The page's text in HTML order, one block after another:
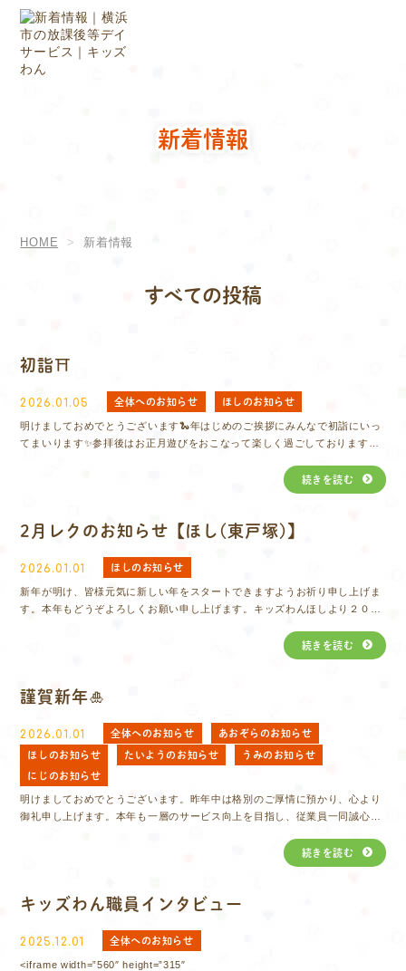
新着情報
HOME 新着情報
すべての投稿
初詣⛩
2026.01.05 全体へのお知らせ ほしのお知らせ
明けましておめでとうございます🐍年はじめのご挨拶にみんなで初詣にいっ
てまいります✨参拝後はお正月遊びをおこなって楽しく過ごしております😊
続きを読む
2月レクのお知らせ【ほし(東戸塚)】
2026.01.01 ほしのお知らせ
新年が明け、皆様元気に新しい年をスタートできますようお祈り申し上げま
す。本年もどうぞよろしくお願い申し上げます。キッズわんほしより２０２
続きを読む
謹賀新年🎍
2026.01.01 全体へのお知らせ
あおぞらのお知らせ
ほしのお知らせ
たいようのお知らせ
うみのお知らせ
にじのお知らせ
明けましておめでとうございます。昨年中は格別のご厚情に預かり、心より
御礼申し上げます。本年も一層のサービス向上を目指し、従業員一同誠心誠
続きを読む
キッズわん職員インタビュー
2025.12.01 全体へのお知らせ
<iframe width=”560″ height=”315″